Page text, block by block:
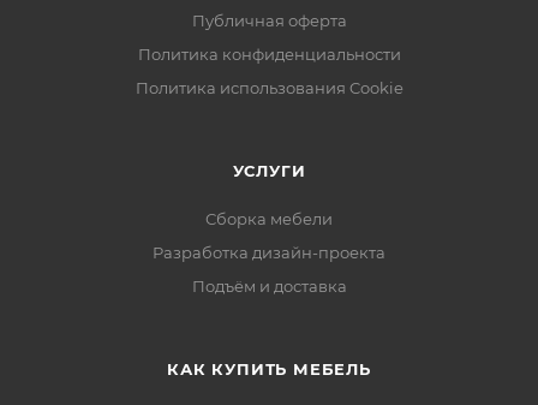
Публичная оферта
Политика конфиденциальности
Политика использования Cookie
УСЛУГИ
Сборка мебели
Разработка дизайн-проекта
Подъём и доставка
КАК КУПИТЬ МЕБЕЛЬ